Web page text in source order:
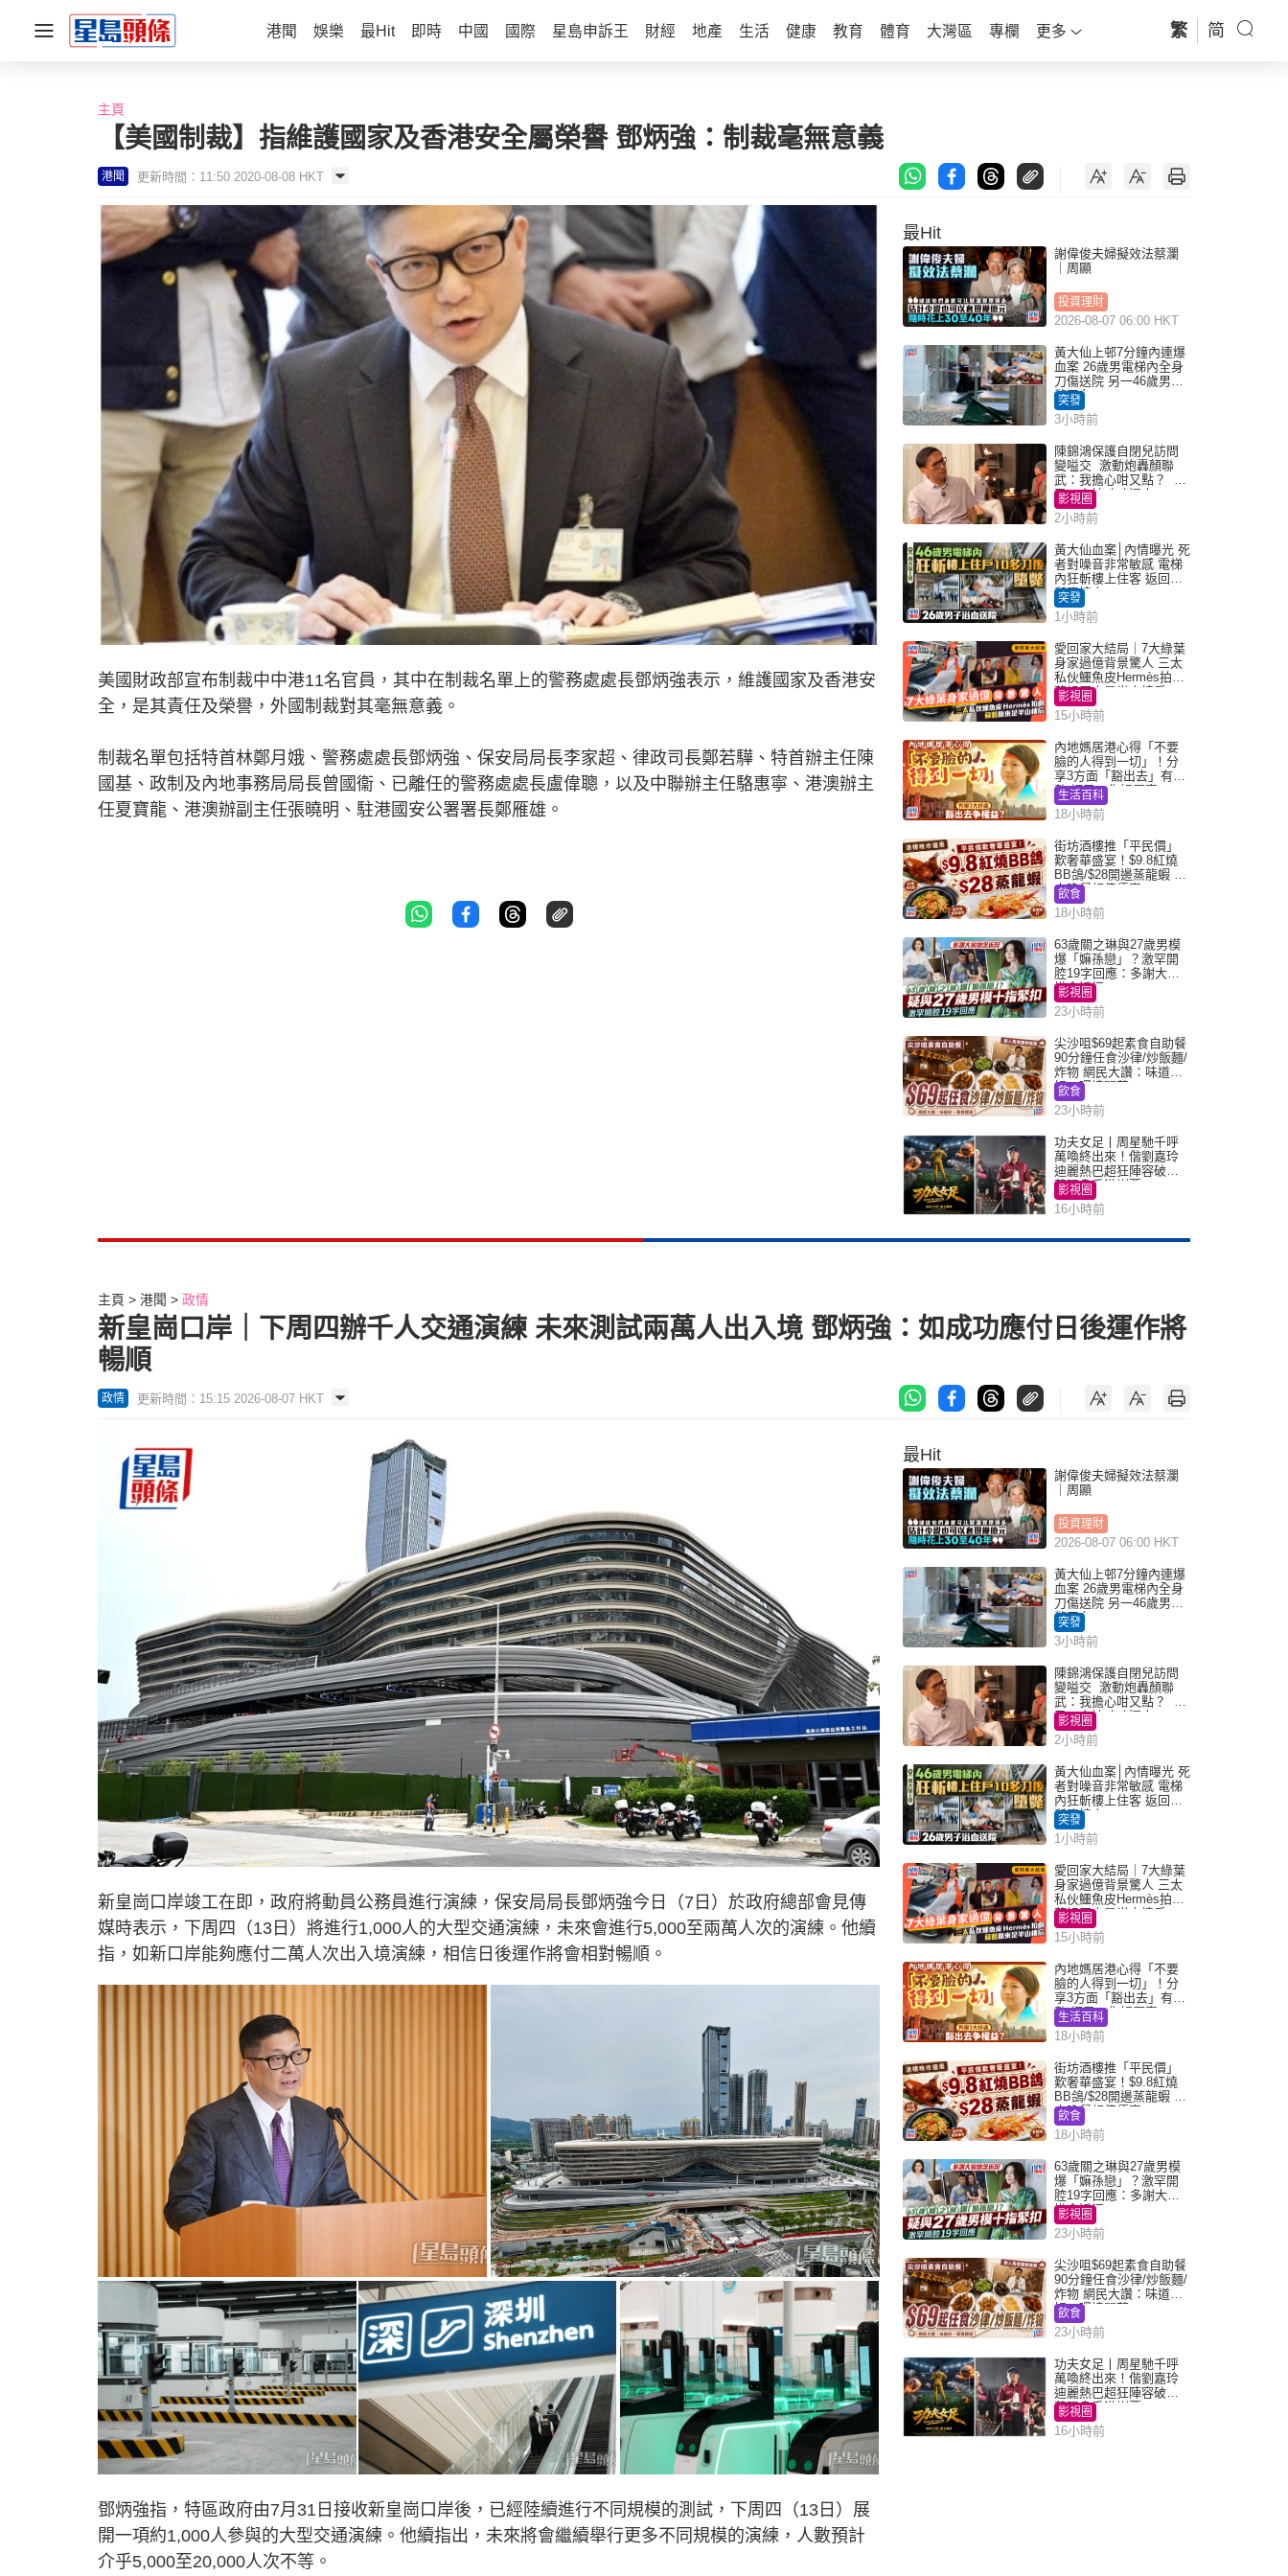
港聞 娛樂 最Hit 即時 中國 國際 星島申訴王 財經 地產 生活 健康 教育 體育 大灣區 專欄 更多 繁 简
主頁
【美國制裁】指維護國家及香港安全屬榮譽 鄧炳強：制裁毫無意義
港聞 更新時間：11:50 2020-08-08 HKT
美國財政部宣布制裁中中港11名官員，其中在制裁名單上的警務處處長鄧炳強表示，維護國家及香港安
全，是其責任及榮譽，外國制裁對其毫無意義。
制裁名單包括特首林鄭月娥、警務處處長鄧炳強、保安局局長李家超、律政司長鄭若驊、特首辦主任陳
國基、政制及內地事務局局長曾國衞、已離任的警務處處長盧偉聰，以及中聯辦主任駱惠寧、港澳辦主
任夏寶龍、港澳辦副主任張曉明、駐港國安公署署長鄭雁雄。
最Hit
謝偉俊夫婦擬效法蔡瀾
｜周顯
投資理財
2026-08-07 06:00 HKT
黃大仙上邨7分鐘內連爆
血案 26歲男電梯內全身
刀傷送院 另一46歲男倒
斃平台
突發
3小時前
陳錦鴻保護自閉兒訪問
變嗌交 激動炮轟顏聯
武：我擔心咁又點？ 網
民：主持咄咄逼人
影視圈
2小時前
黃大仙血案│內情曝光 死
者對噪音非常敏感 電梯
內狂斬樓上住客 返回住
所墮樓亡
突發
1小時前
愛回家大結局｜7大綠葉
身家過億背景驚人 三太
私伙鱷魚皮Hermès拍劇
蘇姐原來是半山樓后
影視圈
15小時前
內地媽居港心得「不要
臉的人得到一切」！分
享3方面「豁出去」有著
數 網民：你好厲害
生活百科
18小時前
街坊酒樓推「平民價」
歎奢華盛宴！$9.8紅燒
BB鴿/$28開邊蒸龍蝦 3
大晚餐超值優惠
飲食
18小時前
63歲關之琳與27歲男模
爆「嫲孫戀」？激罕開
腔19字回應：多謝大家
掛念近況
影視圈
23小時前
尖沙咀$69起素食自助餐
90分鐘任食沙律/炒飯麵/
炸物 網民大讚：味道
好，環境闊落
飲食
23小時前
功夫女足丨周星馳千呼
萬喚終出來！偕劉嘉玲
迪麗熱巴超狂陣容破天
荒現身香港謝票
影視圈
16小時前
主頁 港聞 政情
新皇崗口岸｜下周四辦千人交通演練 未來測試兩萬人出入境 鄧炳強：如成功應付日後運作將
暢順
政情 更新時間：15:15 2026-08-07 HKT
新皇崗口岸竣工在即，政府將動員公務員進行演練，保安局局長鄧炳強今日（7日）於政府總部會見傳
媒時表示，下周四（13日）將進行1,000人的大型交通演練，未來會進行5,000至兩萬人次的演練。他續
指，如新口岸能夠應付二萬人次出入境演練，相信日後運作將會相對暢順。
鄧炳強指，特區政府由7月31日接收新皇崗口岸後，已經陸續進行不同規模的測試，下周四（13日）展
開一項約1,000人參與的大型交通演練。他續指出，未來將會繼續舉行更多不同規模的演練，人數預計
介乎5,000至20,000人次不等。
最Hit
謝偉俊夫婦擬效法蔡瀾
｜周顯
投資理財
2026-08-07 06:00 HKT
黃大仙上邨7分鐘內連爆
血案 26歲男電梯內全身
刀傷送院 另一46歲男倒
斃平台
突發
3小時前
陳錦鴻保護自閉兒訪問
變嗌交 激動炮轟顏聯
武：我擔心咁又點？ 網
民：主持咄咄逼人
影視圈
2小時前
黃大仙血案│內情曝光 死
者對噪音非常敏感 電梯
內狂斬樓上住客 返回住
所墮樓亡
突發
1小時前
愛回家大結局｜7大綠葉
身家過億背景驚人 三太
私伙鱷魚皮Hermès拍劇
蘇姐原來是半山樓后
影視圈
15小時前
內地媽居港心得「不要
臉的人得到一切」！分
享3方面「豁出去」有著
數 網民：你好厲害
生活百科
18小時前
街坊酒樓推「平民價」
歎奢華盛宴！$9.8紅燒
BB鴿/$28開邊蒸龍蝦 3
大晚餐超值優惠
飲食
18小時前
63歲關之琳與27歲男模
爆「嫲孫戀」？激罕開
腔19字回應：多謝大家
掛念近況
影視圈
23小時前
尖沙咀$69起素食自助餐
90分鐘任食沙律/炒飯麵/
炸物 網民大讚：味道
好，環境闊落
飲食
23小時前
功夫女足丨周星馳千呼
萬喚終出來！偕劉嘉玲
迪麗熱巴超狂陣容破天
荒現身香港謝票
影視圈
16小時前